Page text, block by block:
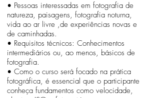
• Pessoas interessadas em fotografia de
natureza, paisagens, fotografia noturna,
vida ao ar livre ,de experiências novas e
de caminhadas.
• Requisitos técnicos: Conhecimentos
intermediários ou, ao menos, básicos de
fotografia.
• Como o curso será focado na prática
fotográfica, é essencial que o participante
conheça fundamentos como velocidade,